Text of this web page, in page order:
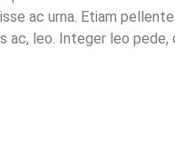
ac urna. Etiam
leo. Integer leo pede,